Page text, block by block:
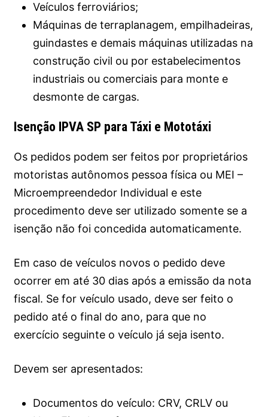
Veículos ferroviários;
Máquinas de terraplanagem, empilhadeiras,
guindastes e demais máquinas utilizadas na
construção civil ou por estabelecimentos
industriais ou comerciais para monte e
desmonte de cargas.
Isenção IPVA SP para Táxi e Mototáxi
Os pedidos podem ser feitos por proprietários
motoristas autônomos pessoa física ou MEI –
Microempreendedor Individual e este
procedimento deve ser utilizado somente se a
isenção não foi concedida automaticamente.
Em caso de veículos novos o pedido deve
ocorrer em até 30 dias após a emissão da nota
fiscal. Se for veículo usado, deve ser feito o
pedido até o final do ano, para que no
exercício seguinte o veículo já seja isento.
Devem ser apresentados:
Documentos do veículo: CRV, CRLV ou